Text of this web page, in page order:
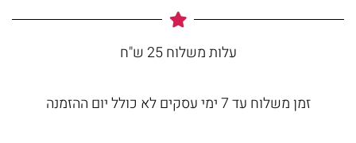
עלות משלוח 25 ש"ח
זמן משלוח עד 7 ימי עסקים לא כולל יום ההזמנה